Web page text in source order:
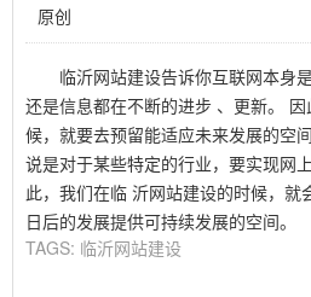
原创
临沂网站建设告诉你互联网本身是
还是信息都在不断的进步 、更新。
候，就要去预留能适应未来发展的空
说是对于某些特定的行业，要实现网
此，我们在临 沂网站建设的时候，就
日后的发展提供可持续发展的空间。
TAGS: 临沂网站建设